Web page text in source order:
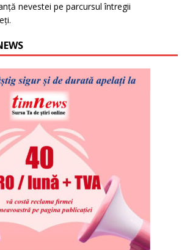
nevestei pe parcursul întregii